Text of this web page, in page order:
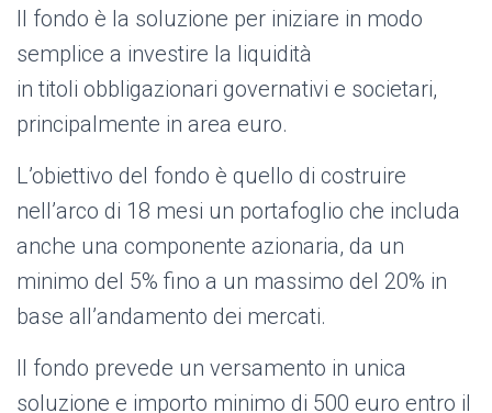
Il fondo è la soluzione per iniziare in modo
semplice a investire la liquidità
in titoli obbligazionari governativi e societari,
principalmente in area euro.
L’obiettivo del fondo è quello di costruire
nell’arco di 18 mesi un portafoglio che includa
anche una componente azionaria, da un
minimo del 5% fino a un massimo del 20% in
base all’andamento dei mercati.
Il fondo prevede un versamento in unica
soluzione e importo minimo di 500 euro entro il